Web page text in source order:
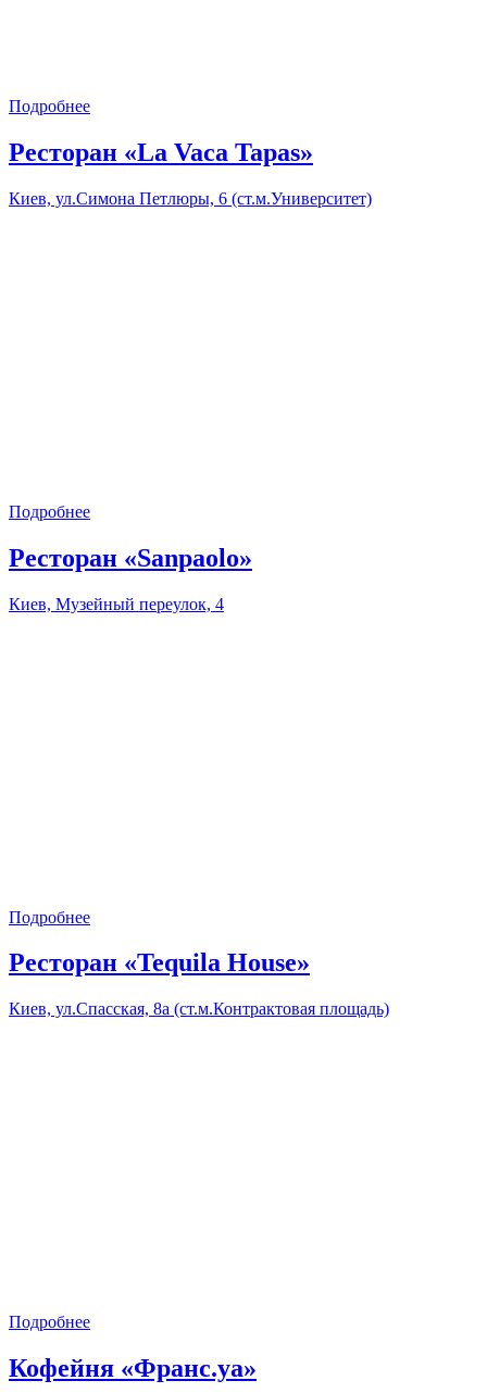
Подробнее
Ресторан «La Vaca Tapas»
Киев, ул.Симона Петлюры, 6 (ст.м.Университет)
Подробнее
Ресторан «Sanpaolo»
Киев, Музейный переулок, 4
Подробнее
Ресторан «Tequila House»
Киев, ул.Спасская, 8а (ст.м.Контрактовая площадь)
Подробнее
Кофейня «Франс.уа»